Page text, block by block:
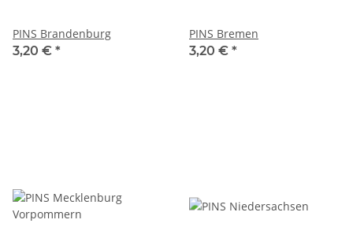
PINS Brandenburg
3,20 € *
PINS Bremen
3,20 € *